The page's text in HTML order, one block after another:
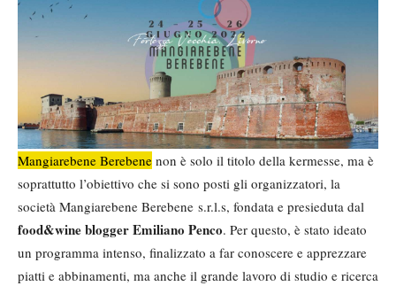
Mangiarebene Berebene non è solo il titolo della kermesse, ma è
soprattutto l’obiettivo che si sono posti gli organizzatori, la
società Mangiarebene Berebene s.r.l.s, fondata e presieduta dal
food&wine blogger Emiliano Penco. Per questo, è stato ideato
un programma intenso, finalizzato a far conoscere e apprezzare
piatti e abbinamenti, ma anche il grande lavoro di studio e ricerca